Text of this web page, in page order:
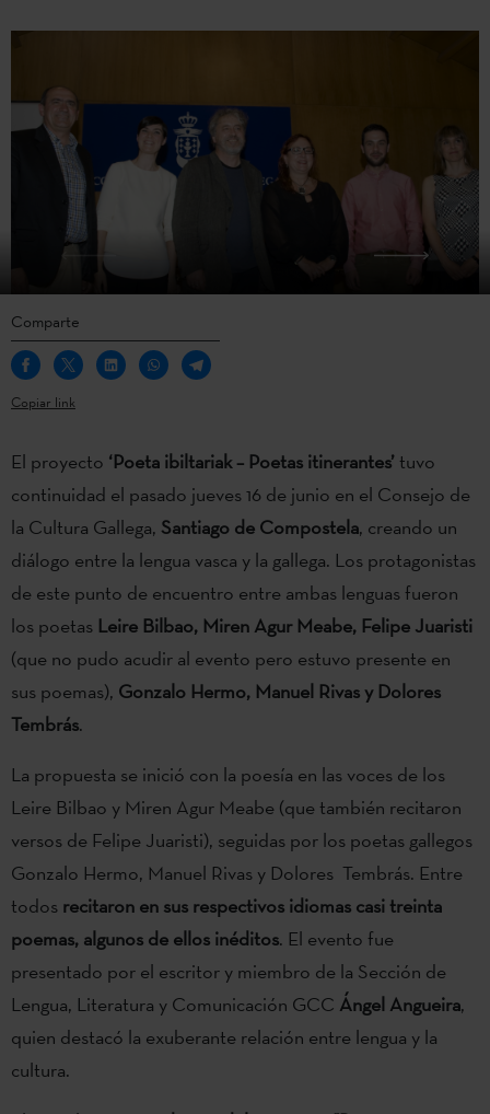
Comparte
Copiar link
El proyecto ‘Poeta ibiltariak – Poetas itinerantes’ tuvo
continuidad el pasado jueves 16 de junio en el Consejo de
la Cultura Gallega, Santiago de Compostela, creando un
diálogo entre la lengua vasca y la gallega. Los protagonistas
de este punto de encuentro entre ambas lenguas fueron
los poetas Leire Bilbao, Miren Agur Meabe, Felipe Juaristi
(que no pudo acudir al evento pero estuvo presente en
sus poemas), Gonzalo Hermo, Manuel Rivas y Dolores
Tembrás.
La propuesta se inició con la poesía en las voces de los
Leire Bilbao y Miren Agur Meabe (que también recitaron
versos de Felipe Juaristi), seguidas por los poetas gallegos
Gonzalo Hermo, Manuel Rivas y Dolores Tembrás. Entre
todos recitaron en sus respectivos idiomas casi treinta
poemas, algunos de ellos inéditos. El evento fue
presentado por el escritor y miembro de la Sección de
Lengua, Literatura y Comunicación GCC Ángel Angueira,
quien destacó la exuberante relación entre lengua y la
cultura.